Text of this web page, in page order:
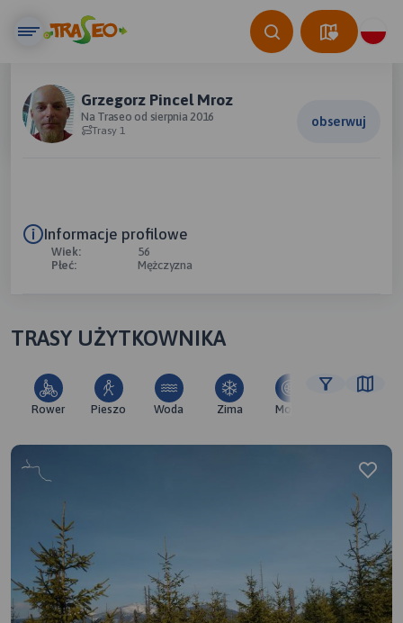
Grzegorz Pincel Mroz
Na Traseo od sierpnia 2016
Trasy 1
obserwuj
Informacje profilowe
Wiek:
56
Płeć:
Mężczyzna
TRASY UŻYTKOWNIKA
Rower Pieszo Woda Zima Moto